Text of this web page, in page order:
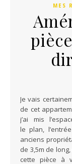
MES
Je vais certainement vous surprendre dans l’aménagement
de cet
j’ai mis
le plan,
anciens
de 3,5m de
cette pièce à